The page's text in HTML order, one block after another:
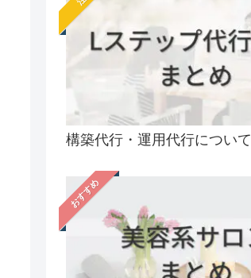
構築代行・運用代行について
おすすめ